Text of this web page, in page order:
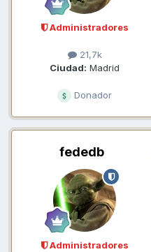
Administradores
21,7k
Ciudad: Madrid
Donador
fededb
Administradores